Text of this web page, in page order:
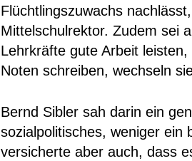
Flüchtlingszuwachs
Mittelschulrektor. Zudem sei
Lehrkräfte gute Arbeit
Noten schreiben, wechseln
Bernd Sibler sah darin ein
sozialpolitisches, weniger ein
versicherte aber auch, dass